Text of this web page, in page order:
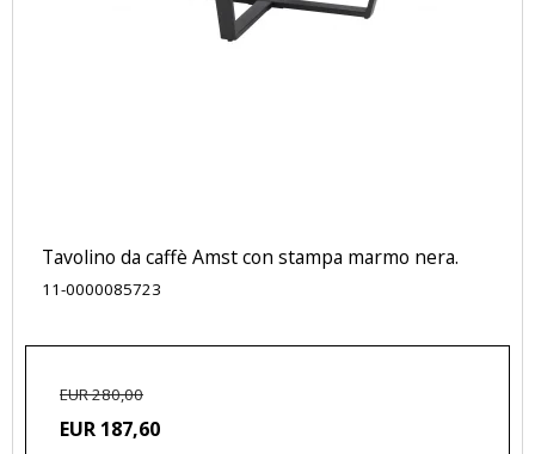
Tavolino da caffè Amst con stampa marmo nera.
11-0000085723
EUR 280,00
EUR 187,60